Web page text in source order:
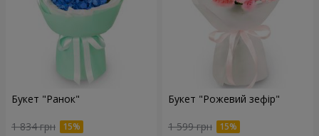
Букет "Ранок"
1 834 грн
Букет "Рожевий зефір"
1 599 грн